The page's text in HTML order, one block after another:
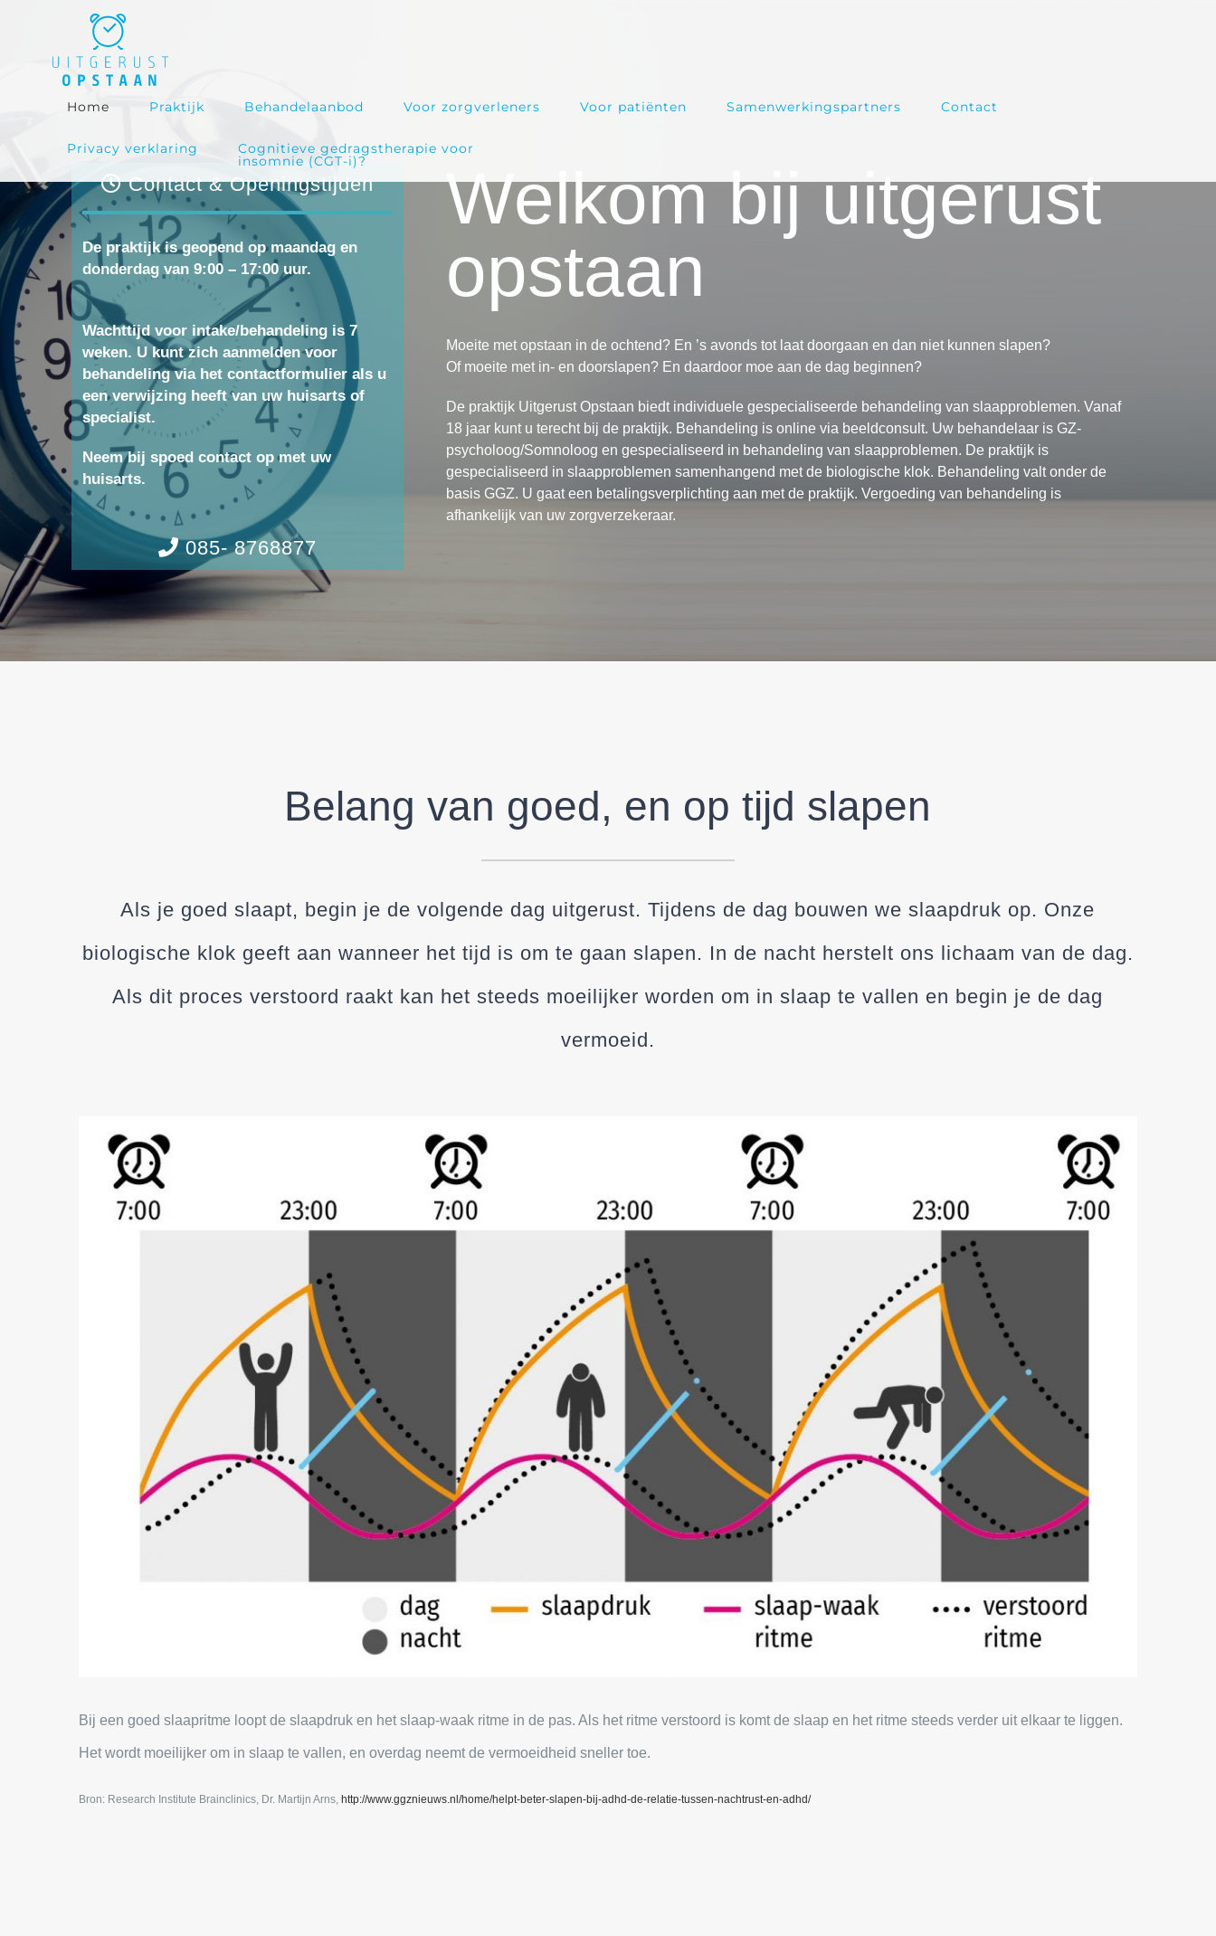
Home Praktijk Behandelaanbod Voor zorgverleners Voor patiënten Samenwerkingspartners Contact
Privacy verklaring Cognitieve gedragstherapie voor
insomnie (CGT-i)?
Contact & Openingstijden
De praktijk is geopend op maandag en
donderdag van9:00 – 17:00 uur.
Wachttijd voor intake/behandeling is 7
weken. U kunt zich aanmelden voor
behandeling via het contactformulier als u
een verwijzing heeft van uw huisarts of
specialist.
Neem bij spoed contact op met uw
huisarts.
085- 8768877
Welkom bij uitgerust
opstaan
Moeite met opstaan in de ochtend? En ’s avonds tot laat doorgaan en dan niet kunnen slapen?
Of moeite met in- en doorslapen? En daardoor moe aan de dag beginnen?
De praktijk Uitgerust Opstaan biedt individuele gespecialiseerde behandeling van slaapproblemen. Vanaf
18 jaar kunt u terecht bij de praktijk. Behandeling is online via beeldconsult. Uw behandelaar is GZ-
psycholoog/Somnoloog en gespecialiseerd in behandeling van slaapproblemen. De praktijk is
gespecialiseerd in slaapproblemen samenhangend met de biologische klok. Behandeling valt onder de
basis GGZ. U gaat een betalingsverplichting aan met de praktijk. Vergoeding van behandeling is
afhankelijk van uw zorgverzekeraar.
Belang van goed, en op tijd slapen
Als je goed slaapt, begin je de volgende dag uitgerust. Tijdens de dag bouwen we slaapdruk op. Onze
biologische klok geeft aan wanneer het tijd is om te gaan slapen. In de nacht herstelt ons lichaam van de dag.
Als dit proces verstoord raakt kan het steeds moeilijker worden om in slaap te vallen en begin je de dag
vermoeid.
Bij een goed slaapritme loopt de slaapdruk en het slaap-waak ritme in de pas. Als het ritme verstoord is komt de slaap en het ritme steeds verder uit elkaar te liggen.
Het wordt moeilijker om in slaap te vallen, en overdag neemt de vermoeidheid sneller toe.
Bron: Research Institute Brainclinics, Dr. Martijn Arns, http://www.ggznieuws.nl/home/helpt-beter-slapen-bij-adhd-de-relatie-tussen-nachtrust-en-adhd/